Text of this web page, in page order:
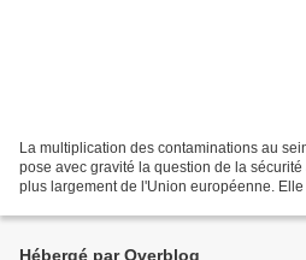
La multiplication des contaminations au
pose avec gravité la question de la
plus largement de l'Union européenne.
Hébergé par Overblog